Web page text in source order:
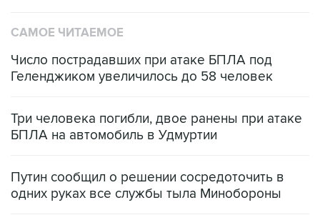
САМОЕ ЧИТАЕМОЕ
Число пострадавших при атаке БПЛА под
Геленджиком увеличилось до 58 человек
Три человека погибли, двое ранены при атаке
БПЛА на автомобиль в Удмуртии
Путин сообщил о решении сосредоточить в
одних руках все службы тыла Минобороны